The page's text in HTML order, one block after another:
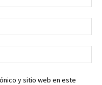
y sitio web en este